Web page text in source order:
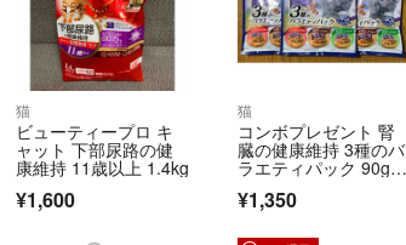
猫
ビューティープロ キ
ャット 下部尿路の健
康維持 11歳以上 1.4kg
¥1,600
猫
コンボプレゼント 腎
臓の健康維持 3種のバ
ラエティパック 90g 3
袋セット 猫用おやつ
¥1,350